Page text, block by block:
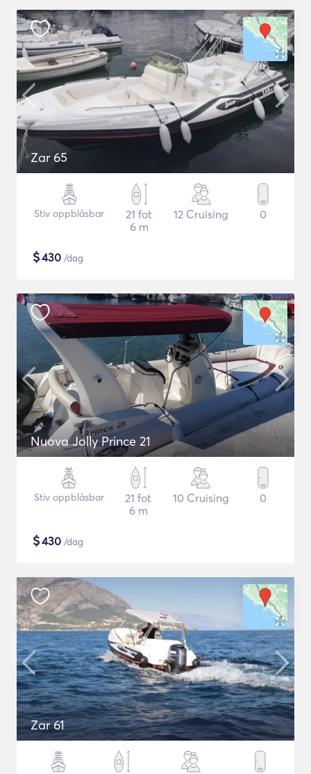
Zar 65
Stiv oppblåsbar
21 fot
6 m
12 Cruising 0
$430 /dag
Nuova Jolly Prince 21
Stiv oppblåsbar
21 fot
6 m
10 Cruising 0
$430 /dag
Zar 61